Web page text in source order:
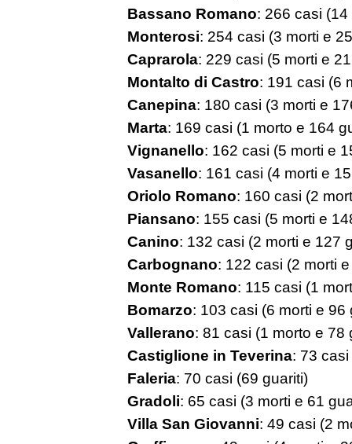
Bassano Romano: 266 casi
Monterosi: 254 casi (3 morti e
Caprarola: 229 casi (5 morti e
Montalto di Castro: 191 casi (6
Canepina: 180 casi (3 morti e
Marta: 169 casi (1 morto e 164
Vignanello: 162 casi (5 morti e
Vasanello: 161 casi (4 morti e
Oriolo Romano: 160 casi (2
Piansano: 155 casi (5 morti e
Canino: 132 casi (2 morti e 127
Carbognano: 122 casi (2 morti
Monte Romano: 115 casi (1
Bomarzo: 103 casi (6 morti e 96
Vallerano: 81 casi (1 morto e 78
Castiglione in Teverina: 73
Faleria: 70 casi (69 guariti)
Gradoli: 65 casi (3 morti e 61
Villa San Giovanni: 49 casi (2